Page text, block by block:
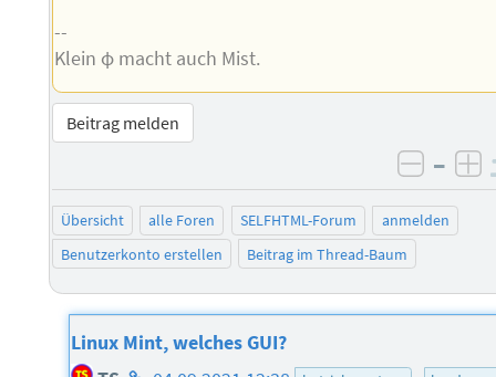
--
Klein φ macht auch Mist.
Beitrag melden
–
Übersicht alle Foren SELFHTML-Forum
anmelden
Benutzerkonto erstellen
Beitrag im Thread-Baum
Linux Mint, welches GUI?
Homepage